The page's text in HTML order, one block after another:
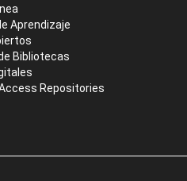
Aprendizaje
Bibliotecas
Repositories